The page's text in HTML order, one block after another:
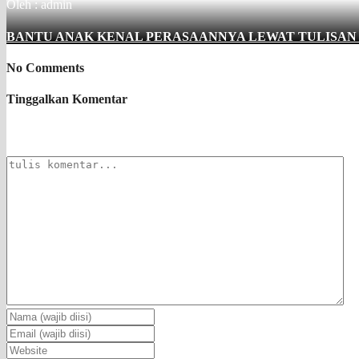
Oleh : admin
BANTU ANAK KENAL PERASAANNYA LEWAT
No Comments
Tinggalkan Komentar